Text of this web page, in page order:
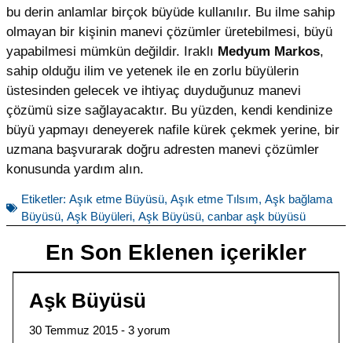
bu derin anlamlar birçok büyüde kullanılır. Bu ilme sahip
olmayan bir kişinin manevi çözümler üretebilmesi, büyü
yapabilmesi mümkün değildir. Iraklı Medyum Markos,
sahip olduğu ilim ve yetenek ile en zorlu büyülerin
üstesinden gelecek ve ihtiyaç duyduğunuz manevi
çözümü size sağlayacaktır. Bu yüzden, kendi kendinize
büyü yapmayı deneyerek nafile kürek çekmek yerine, bir
uzmana başvurarak doğru adresten manevi çözümler
konusunda yardım alın.
Etiketler: Aşık etme Büyüsü, Aşık etme Tılsım, Aşk bağlama
Büyüsü, Aşk Büyüleri, Aşk Büyüsü, canbar aşk büyüsü
En Son Eklenen içerikler
Aşk Büyüsü
30 Temmuz 2015
3 yorum